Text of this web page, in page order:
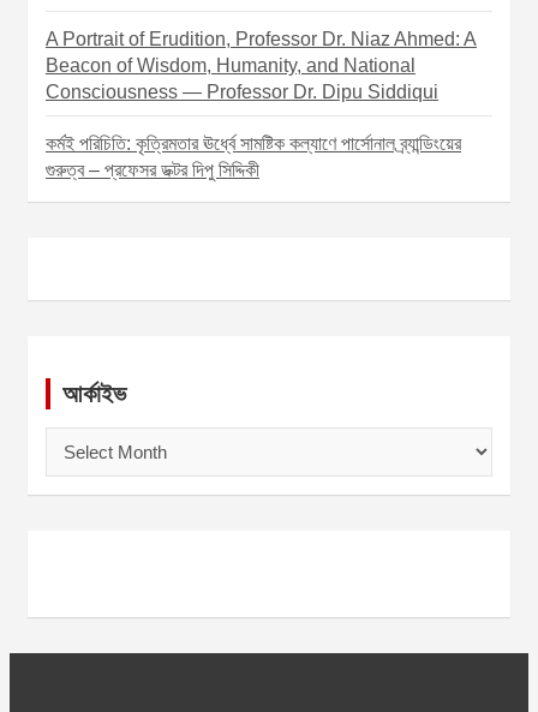
A Portrait of Erudition, Professor Dr. Niaz Ahmed: A
Beacon of Wisdom, Humanity, and National
Consciousness — Professor Dr. Dipu Siddiqui
কর্মই পরিচিতি: কৃত্রিমতার ঊর্ধ্বে সামষ্টিক কল্যাণে পার্সোনাল ব্র্যান্ডিংয়ের
গুরুত্ব – প্রফেসর ডক্টর দিপু সিদ্দিকী
আর্কাইভ
ই